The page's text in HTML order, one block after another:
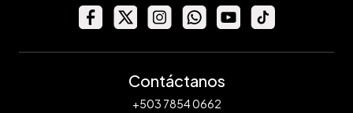
Contáctanos
+503 7854 0662